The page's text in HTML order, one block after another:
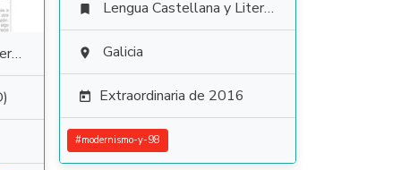
 Lengua Castellana y Literatura
 Galicia
 Extraordinaria de 2016
#modernismo-y-98